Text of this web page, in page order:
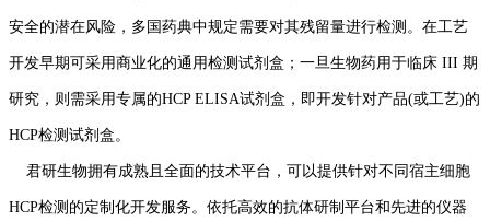
安全的潜在风险，多国药典中规定需要对其残留量进行检测。在工艺
开发早期可采用商业化的通用检测试剂盒；一旦生物药用于临床 III 期
研究，则需采用专属的HCP ELISA试剂盒，即开发针对产品(或工艺)的
HCP检测试剂盒。
君研生物拥有成熟且全面的技术平台，可以提供针对不同宿主细胞
HCP检测的定制化开发服务。依托高效的抗体研制平台和先进的仪器